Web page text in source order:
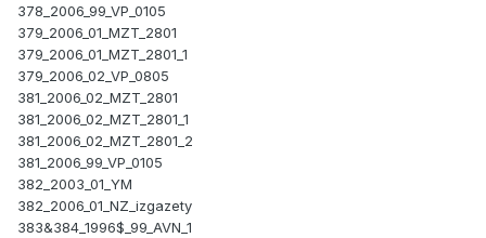
378_2006_99_VP_0105
379_2006_01_MZT_2801
379_2006_01_MZT_2801_1
379_2006_02_VP_0805
381_2006_02_MZT_2801
381_2006_02_MZT_2801_1
381_2006_02_MZT_2801_2
381_2006_99_VP_0105
382_2003_01_YM
382_2006_01_NZ_izgazety
383&384_1996$_99_AVN_1